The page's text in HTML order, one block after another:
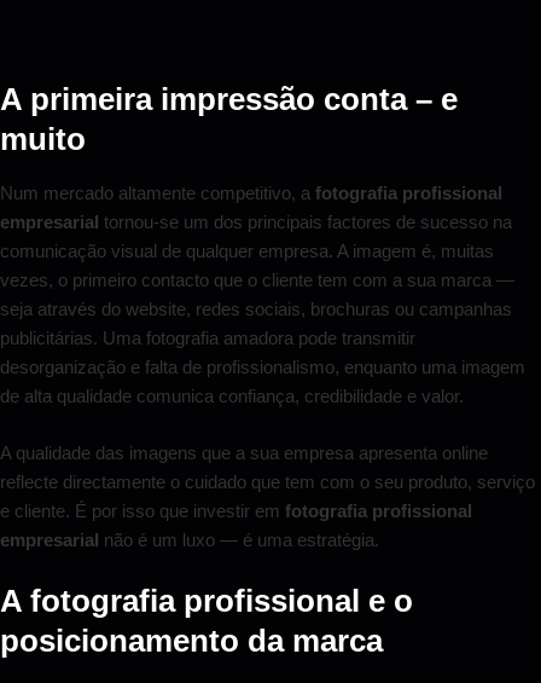
A primeira impressão conta – e
muito
Num mercado altamente competitivo, a fotografia profissional
empresarial tornou-se um dos principais factores de sucesso na
comunicação visual de qualquer empresa. A imagem é, muitas
vezes, o primeiro contacto que o cliente tem com a sua marca —
seja através do website, redes sociais, brochuras ou campanhas
publicitárias. Uma fotografia amadora pode transmitir
desorganização e falta de profissionalismo, enquanto uma imagem
de alta qualidade comunica confiança, credibilidade e valor.
A qualidade das imagens que a sua empresa apresenta online
reflecte directamente o cuidado que tem com o seu produto, serviço
e cliente. É por isso que investir em fotografia profissional
empresarial não é um luxo — é uma estratégia.
A fotografia profissional e o
posicionamento da marca